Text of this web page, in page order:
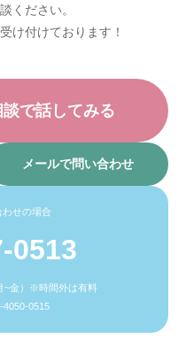
ください。
け付けております！
で話してみる
メールで問い合わせ
わせの場合
0513
~金）※時間外は有料
4050-0515